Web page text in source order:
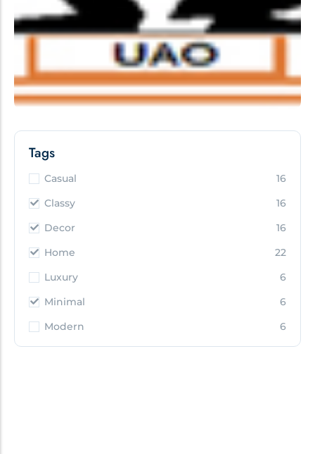
Tags
Casual
16
Classy
16
Decor
16
Home
22
Luxury
6
Minimal
6
Modern
6